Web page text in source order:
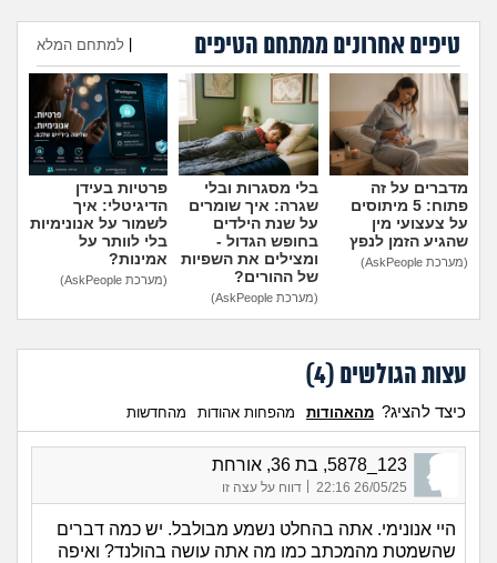
טיפים אחרונים ממתחם הטיפים למתחם המלא
הוספת טיפ
מדברים על זה
פתוח: 5 מיתוסים
על צעצועי מין
שהגיע הזמן לנפץ
(מערכת AskPeople)
בלי מסגרות ובלי
שגרה: איך שומרים
על שנת הילדים
בחופש הגדול -
ומצילים את השפיות
של ההורים?
(מערכת AskPeople)
פרטיות בעידן
הדיגיטלי: איך
לשמור על אנונימיות
בלי לוותר על
אמינות?
(מערכת AskPeople)
עצות הגולשים (4
)
כיצד להציג? מהאהודות מהפחות אהודות מהחדשות
123_5878, בת 36, אורחת
26/05/25 22:16 דווח על עצה זו
היי אנונימי. אתה בהחלט נשמע מבולבל. יש כמה דברים
שהשמטת מהמכתב כמו מה אתה עושה בהולנד? ואיפה